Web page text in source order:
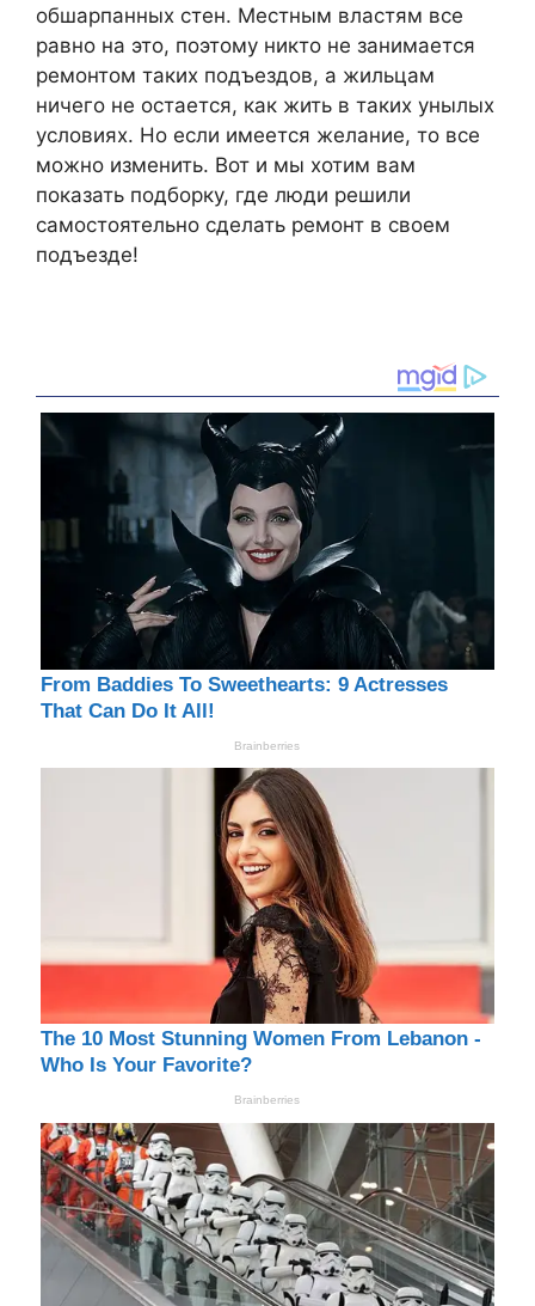
обшарпанных стен. Местным властям все
равно на это, поэтому никто не занимается
ремонтом таких подъездов, а жильцам
ничего не остается, как жить в таких унылых
условиях. Но если имеется желание, то все
можно изменить. Вот и мы хотим вам
показать подборку, где люди решили
самостоятельно сделать ремонт в своем
подъезде!